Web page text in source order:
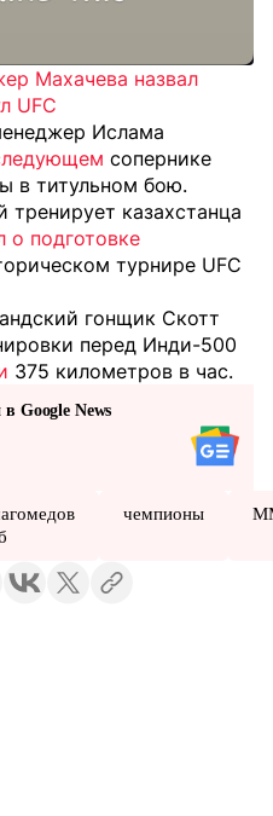
Махачева назвал
UFC
Ислама
сопернике
в титульном бою.
казахстанца
о подготовке
турнире UFC
гонщик Скотт
перед Инди-500
375 километров в час.
Google News
чемпионы